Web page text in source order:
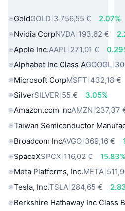
GoldGOLD 3 756,55 €
2.07%
Nvidia CorpNVDA 193,62 €
Apple Inc.AAPL 271,01 €
Alphabet Inc Class AGOOGL
Microsoft CorpMSFT 432,18 €
SilverSILVER 55 €
3.05%
Amazon.com IncAMZN 237,37
Taiwan Semiconductor
Broadcom IncAVGO 369,16 €
SpaceXSPCX 116,02 €
15.83%
Meta Platforms, Inc.META
Tesla, Inc.TSLA 284,65 €
Berkshire Hathaway Inc Class B